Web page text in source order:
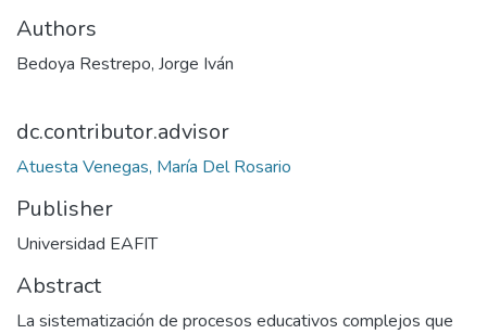
Authors
Bedoya Restrepo, Jorge Iván
dc.contributor.advisor
Atuesta Venegas, María Del Rosario
Publisher
Universidad EAFIT
Abstract
La sistematización de procesos educativos complejos que